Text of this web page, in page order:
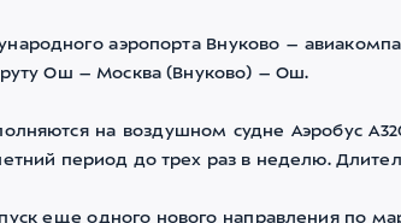
аэропорта Внуково –
Ош – Москва (Внуково) – Ош.
на воздушном судне Аэробус
период до трех раз в неделю.
еще одного нового направления по